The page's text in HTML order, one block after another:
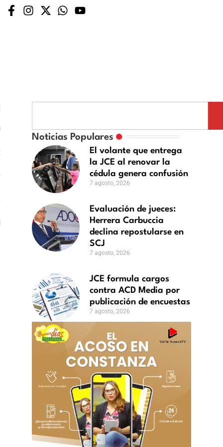
Noticias Populares
El volante que entrega
la JCE al renovar la
cédula genera confusión
7 agosto, 2026
Evaluación de jueces:
Herrera Carbuccia
declina repostularse en
SCJ
7 agosto, 2026
JCE formula cargos
contra ACD Media por
publicación de encuestas
7 agosto, 2026